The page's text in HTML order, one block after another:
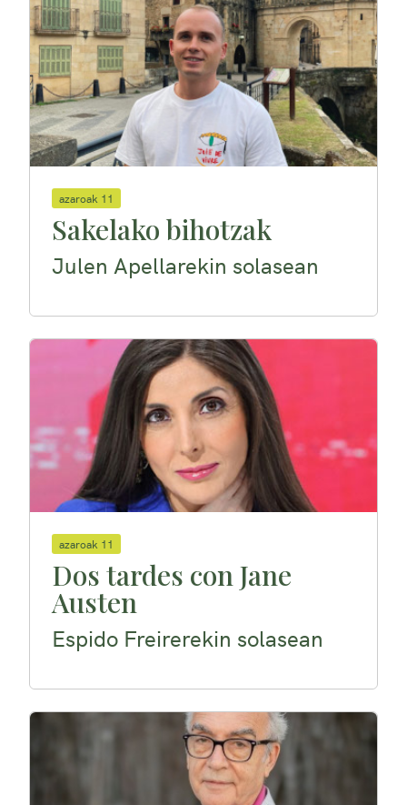
azaroak 11
Sakelako bihotzak
Julen Apellarekin solasean
azaroak 11
Dos tardes con Jane
Austen
Espido Freirerekin solasean